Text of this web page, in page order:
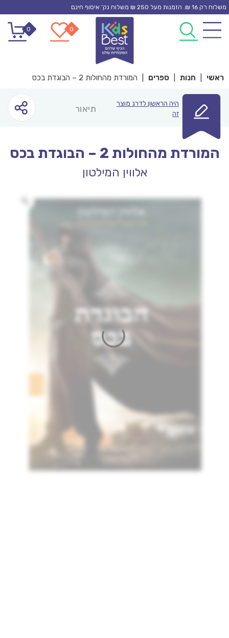
Skip
content
משלוח רק 16 ₪. הזמנות מעל 250 ₪ משלוח נק’ איסוף חינם
0
0
ראשי חנות ספרים המורדת מהחולות 2 – הבוגדת בכס
היה הראשון לדרג מוצר
זה
תיאור
המורדת מהחולות 2 – הבוגדת בכס
אלווין המילטון